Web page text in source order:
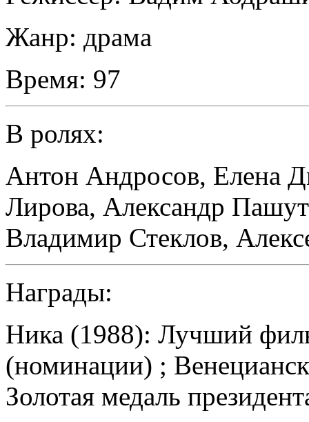
Жанр: драма
Время: 97
В ролях:
Антон Андросов, Елена
Лирова, Александр
Владимир Стеклов,
Награды:
Ника (1988): Лучший
(номинации) ;
Золотая медаль